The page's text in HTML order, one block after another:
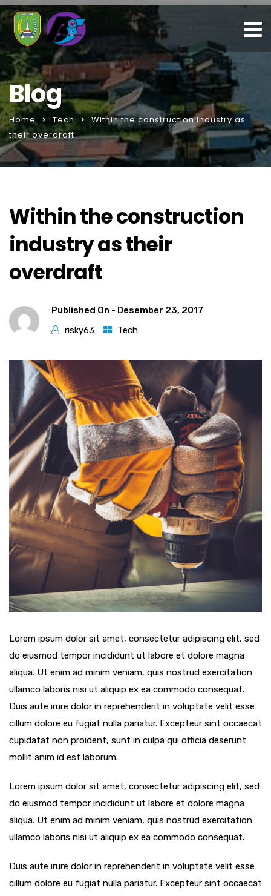
Blog
Home Tech
Within the construction industry as
their overdraft
Within the construction
industry as their
overdraft
Published On - Desember 23, 2017
risky63
Tech
Lorem ipsum dolor sit amet, consectetur adipiscing elit, sed
do eiusmod tempor incididunt ut labore et dolore magna
aliqua. Ut enim ad minim veniam, quis nostrud exercitation
ullamco laboris nisi ut aliquip ex ea commodo consequat.
Duis aute irure dolor in reprehenderit in voluptate velit esse
cillum dolore eu fugiat nulla pariatur. Excepteur sint occaecat
cupidatat non proident, sunt in culpa qui officia deserunt
mollit anim id est laborum.
Lorem ipsum dolor sit amet, consectetur adipiscing elit, sed
do eiusmod tempor incididunt ut labore et dolore magna
aliqua. Ut enim ad minim veniam, quis nostrud exercitation
ullamco laboris nisi ut aliquip ex ea commodo consequat.
Duis aute irure dolor in reprehenderit in voluptate velit esse
cillum dolore eu fugiat nulla pariatur. Excepteur sint occaecat